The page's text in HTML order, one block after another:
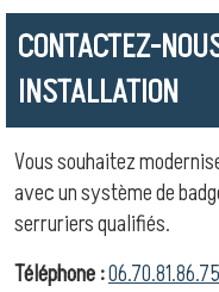
CONTACTEZ-
INSTALLATION
Vous souhaitez
avec un système de
serruriers qualifiés.
Téléphone :06.70.81.86.75